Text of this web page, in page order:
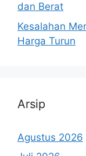
dan Berat
Kesalahan
Harga Turun
Arsip
Agustus 2026